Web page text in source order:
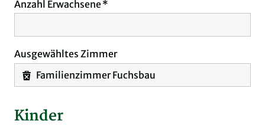
Anzahl Erwachsene
Ausgewähltes Zimmer
Familienzimmer Fuchsbau
Kinder